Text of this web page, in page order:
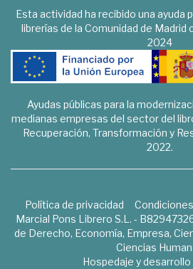
Esta actividad ha recibido una ayuda
librerías de la Comunidad de
2024
Ayudas públicas para la
medianas empresas del sector del
Recuperación, Transformación y
2022.
Política de privacidad
Marcial Pons Librero S.L. -
de Derecho, Economía, Empresa,
Ciencias
Hospedaje y desarrollo